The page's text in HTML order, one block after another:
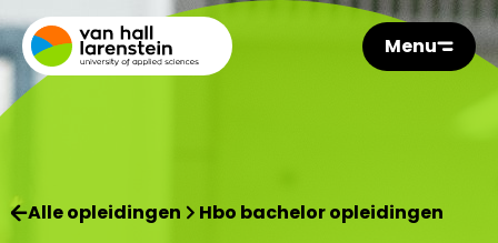
Menu
Alle opleidingen Hbo bachelor opleidingen